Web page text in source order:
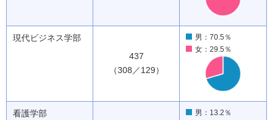
現代ビジネス学部
437
（308／129）
男：70.5％
女：29.5％
看護学部
男：13.2％